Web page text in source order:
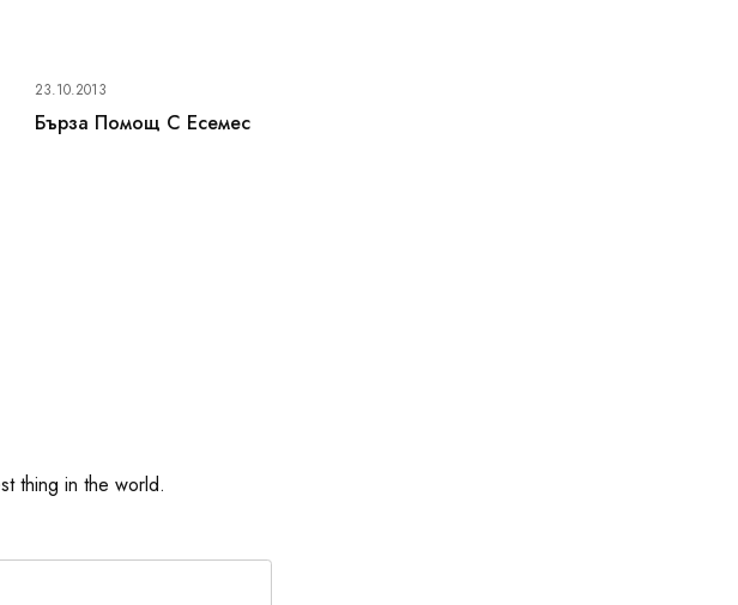
23.10.2013
Бърза Помощ С Есемес
thing in the world.